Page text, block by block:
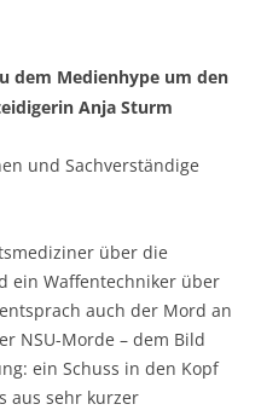
dem Medienhype um den
Anja Sturm
und Sachverständige
über die
ein Waffentechniker über
auch der Mord an
NSU-Morde – dem Bild
ein Schuss in den Kopf
aus sehr kurzer